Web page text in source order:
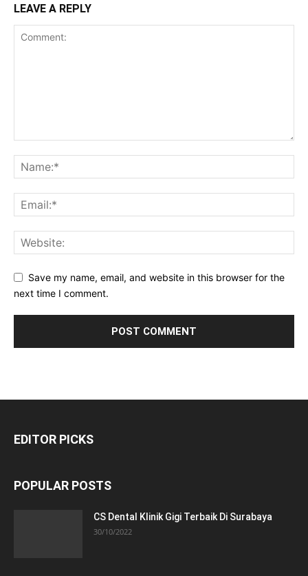
LEAVE A REPLY
Save my name, email, and website in this browser for the
next time I comment.
EDITOR PICKS
POPULAR POSTS
CS Dental Klinik Gigi Terbaik Di Surabaya
30/10/2022